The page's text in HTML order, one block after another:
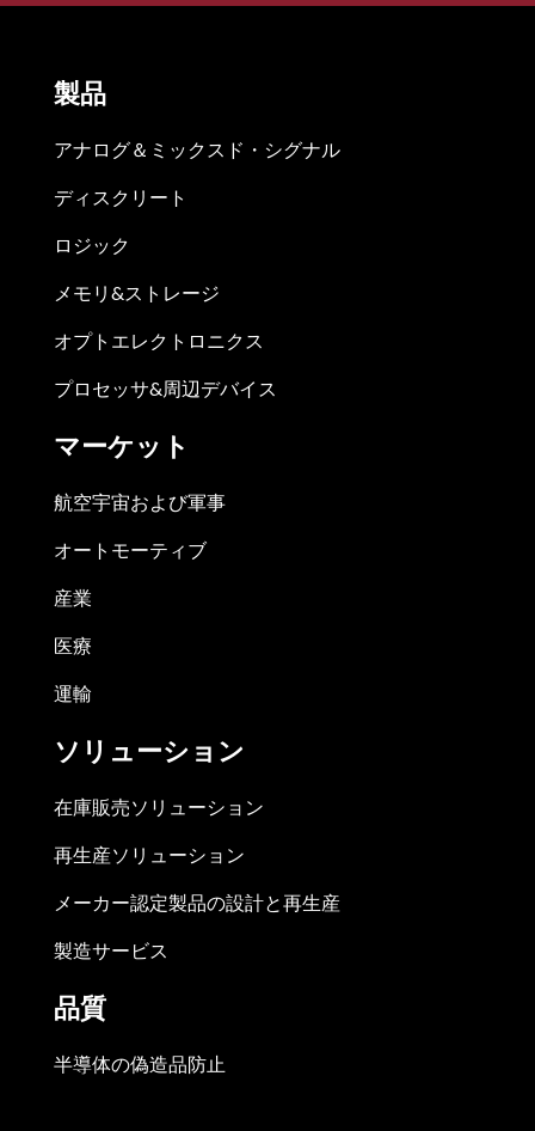
製品
アナログ＆ミックスド・シグナル
ディスクリート
ロジック
メモリ&ストレージ
オプトエレクトロニクス
プロセッサ&周辺デバイス
マーケット
航空宇宙および軍事
オートモーティブ
産業
医療
運輸
ソリューション
在庫販売ソリューション
再生産ソリューション
メーカー認定製品の設計と再生産
製造サービス
品質
半導体の偽造品防止